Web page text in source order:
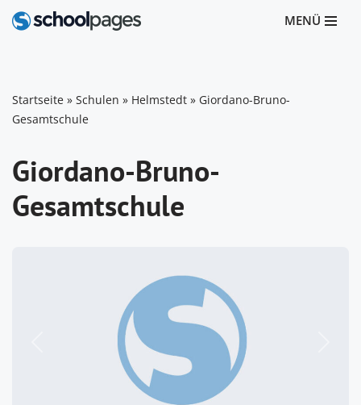
MENÜ
Startseite » Schulen » Helmstedt » Giordano-Bruno-
Gesamtschule
Giordano-Bruno-
Gesamtschule